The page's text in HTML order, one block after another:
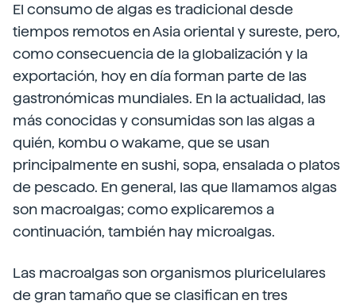
El consumo de algas es tradicional desde
tiempos remotos en Asia oriental y sureste, pero,
como consecuencia de la globalización y la
exportación, hoy en día forman parte de las
gastronómicas mundiales. En la actualidad, las
más conocidas y consumidas son las algas a
quién, kombu o wakame, que se usan
principalmente en sushi, sopa, ensalada o platos
de pescado. En general, las que llamamos algas
son macroalgas; como explicaremos a
continuación, también hay microalgas.
Las macroalgas son organismos pluricelulares
de gran tamaño que se clasifican en tres